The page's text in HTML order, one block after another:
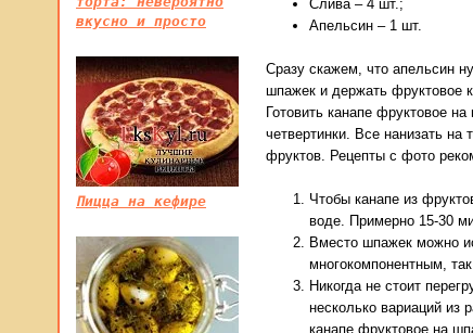
Слива – 4 шт.;
Апельсин – 1 шт.
Сразу скажем, что апельсин
шпажек и держать фруктовое
Готовить канапе фруктовое
четвертинки. Все нанизать на
фруктов. Рецепты с фото
Чтобы канапе из
воде. Примерно 15-30
Вместо шпажек можно
многокомпонентным,
Никогда не стоит
несколько вариаций из
канапе фруктовое на
вкусно и просто
Пицца на кефире